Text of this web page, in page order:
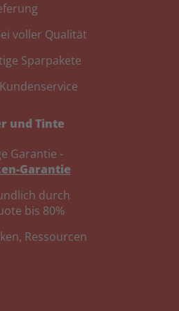
voller Qualität
Sparpakete
und Tinte
Garantie -
Garantie
durch
bis 80%
Ressourcen